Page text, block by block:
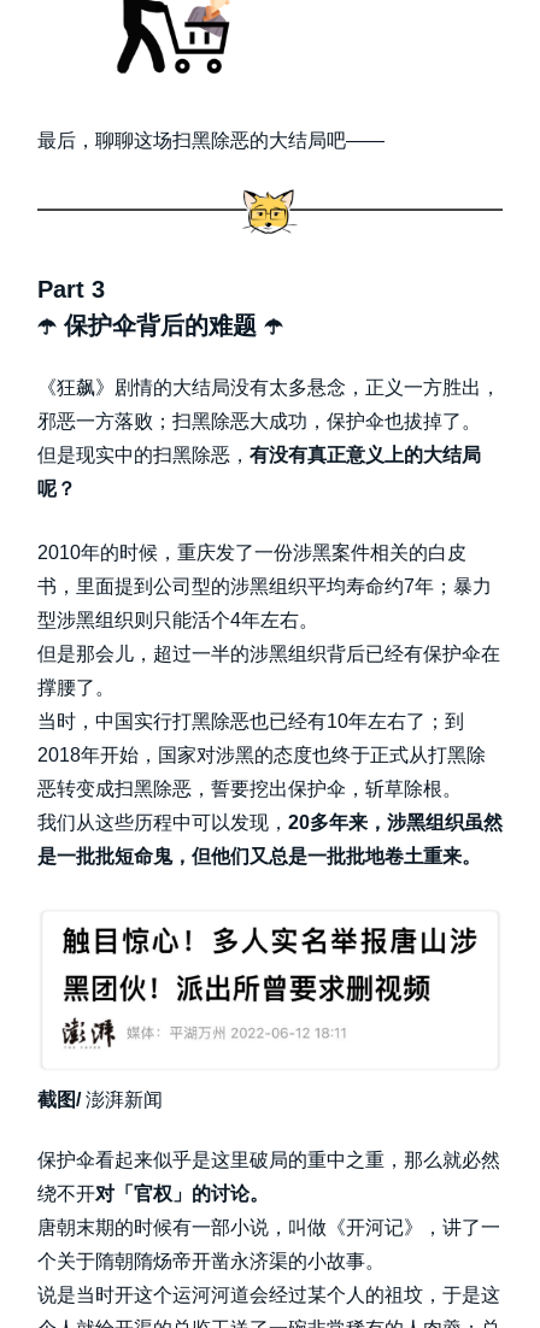
最后，聊聊这场扫黑除恶的大结局吧——
Part 3
☂️ 保护伞背后的难题 ☂️
《狂飙》剧情的大结局没有太多悬念，正义一方胜出，
邪恶一方落败；扫黑除恶大成功，保护伞也拔掉了。
但是现实中的扫黑除恶， 有没有真正意义上的大结局
呢？
2010年的时候，重庆发了一份涉黑案件相关的白皮
书，里面提到公司型的涉黑组织平均寿命约7年；暴力
型涉黑组织则只能活个4年左右。
但是那会儿，超过一半的涉黑组织背后已经有保护伞在
撑腰了。
当时，中国实行打黑除恶也已经有10年左右了；到
2018年开始，国家对涉黑的态度也终于正式从打黑除
恶转变成扫黑除恶，誓要挖出保护伞，斩草除根。
我们从这些历程中可以发现， 20多年来，涉黑组织虽然
是一批批短命鬼，但他们又总是一批批地卷土重来。
截图/澎湃新闻
保护伞看起来似乎是这里破局的重中之重，那么就必然
绕不开对「官权」的讨论。
唐朝末期的时候有一部小说，叫做《开河记》，讲了一
个关于隋朝隋炀帝开凿永济渠的小故事。
说是当时开这个运河河道会经过某个人的祖坟，于是这